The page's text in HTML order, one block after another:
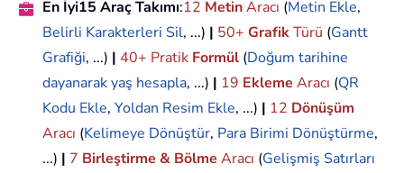
En İyi15 Araç Takımı:12 MetinAracı (Metin Ekle,
Belirli Karakterleri Sil, ...) | 50+ GrafikTürü (Gantt
Grafiği, ...) | 40+ Pratik Formül (Doğum tarihine
dayanarak yaş hesapla, ...) | 19 Ekleme Aracı (QR
Kodu Ekle, Yoldan Resim Ekle, ...) | 12 Dönüşüm
Aracı (Kelimeye Dönüştür, Para Birimi Dönüştürme,
...) | 7 Birleştirme & Bölme Aracı (Gelişmiş Satırları